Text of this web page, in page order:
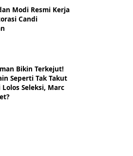
Modi Resmi Kerja
Candi
Bikin Terkejut!
Seperti Tak Takut
Seleksi, Marc